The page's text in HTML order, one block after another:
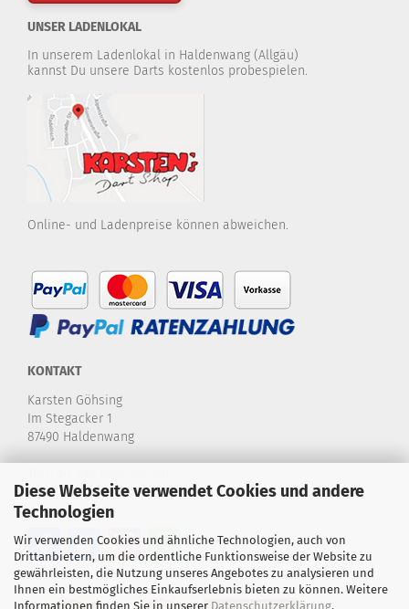
Diese Webseite verwendet Cookies und andere
Technologien
Wir verwenden Cookies und ähnliche Technologien, auch von
Drittanbietern, um die ordentliche Funktionsweise der Website zu
gewährleisten, die Nutzung unseres Angebotes zu analysieren und
Ihnen ein bestmögliches Einkaufserlebnis bieten zu können. Weitere
Informationen finden Sie in unserer Datenschutzerklärung.
UNSER LADENLOKAL
In unserem Ladenlokal in Haldenwang (Allgäu)
kannst Du unsere Darts kostenlos probespielen.
Online- und Ladenpreise können abweichen.
KONTAKT
Karsten Göhsing
Im Stegacker 1
87490 Haldenwang
E-Mail:info@karstensdartshop.de